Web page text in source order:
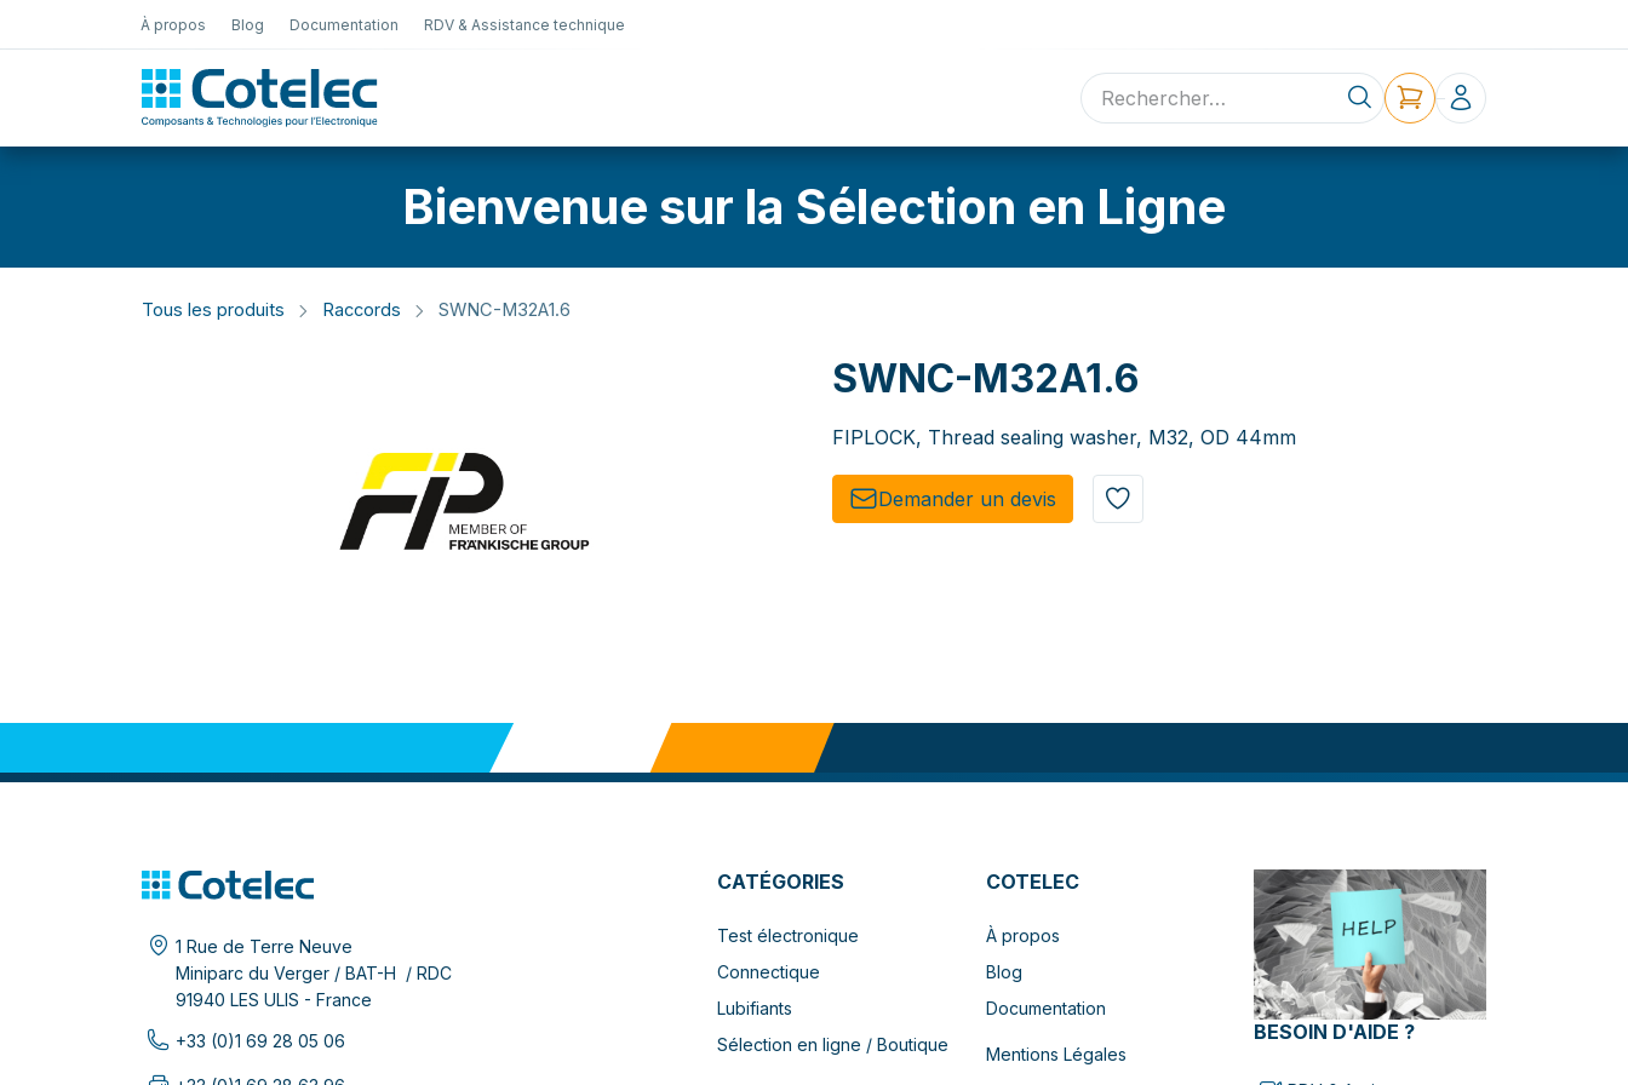
À propos Blog Documentation RDV & Assistance technique
Sélection en ligne Contact
Bienvenue sur la Sélection en Ligne
Tous les produits Raccords SWNC-M32A1.6
SWNC-M32A1.6
FIPLOCK, Thread sealing washer, M32, OD 44mm
Demander un de​​vis​​
1 Rue de Terre Neuve
Miniparc du Verger / BAT-H / RDC
91940 LES ULIS - France
+33 (0)1 69 28 05 06
CATÉGORIES
Test électronique
Connectique
Lubifiants
Sélection en ligne / Boutique
COTELEC
À propos
Blog
Documentation
Mentions Légales
BESOIN D'AIDE ?